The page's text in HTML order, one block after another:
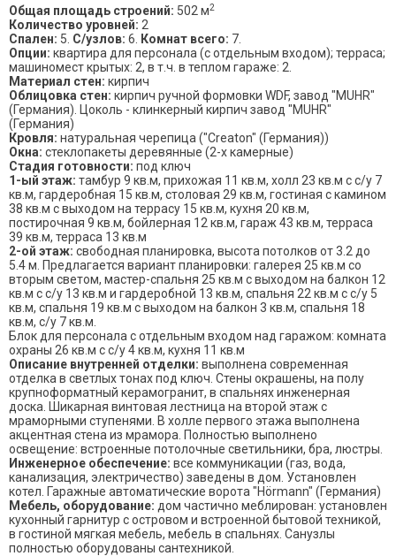
Общая площадь строений: 502 м2
Количество уровней: 2
Спален: 5. С/узлов: 6. Комнат всего: 7.
Опции: квартира для персонала (с отдельным входом); терраса;
машиномест крытых: 2, в т.ч. в теплом гараже: 2.
Материал стен: кирпич
Облицовка стен: кирпич ручной формовки WDF, завод "MUHR"
(Германия). Цоколь - клинкерный кирпич завод "MUHR"
(Германия)
Кровля: натуральная черепица ("Creaton" (Германия))
Окна: стеклопакеты деревянные (2-х камерные)
Стадия готовности: под ключ
1-ый этаж: тамбур 9 кв.м, прихожая 11 кв.м, холл 23 кв.м с с/у 7
кв.м, гардеробная 15 кв.м, столовая 29 кв.м, гостиная с камином
38 кв.м с выходом на террасу 15 кв.м, кухня 20 кв.м,
постирочная 9 кв.м, бойлерная 12 кв.м, гараж 43 кв.м, терраса
39 кв.м, терраса 13 кв.м
2-ой этаж: свободная планировка, высота потолков от 3.2 до
5.4 м. Предлагается вариант планировки: галерея 25 кв.м со
вторым светом, мастер-спальня 25 кв.м с выходом на балкон 12
кв.м с с/у 13 кв.м и гардеробной 13 кв.м, спальня 22 кв.м с с/у 5
кв.м, спальня 19 кв.м с выходом на балкон 3 кв.м, спальня 18
кв.м, с/у 7 кв.м.
Блок для персонала с отдельным входом над гаражом: комната
охраны 26 кв.м с с/у 4 кв.м, кухня 11 кв.м
Описание внутренней отделки: выполнена современная
отделка в светлых тонах под ключ. Стены окрашены, на полу
крупноформатный керамогранит, в спальнях инженерная
доска. Шикарная винтовая лестница на второй этаж с
мраморными ступенями. В холле первого этажа выполнена
акцентная стена из мрамора. Полностью выполнено
освещение: встроенные потолочные светильники, бра, люстры.
Инженерное обеспечение: все коммуникации (газ, вода,
канализация, электричество) заведены в дом. Установлен
котел. Гаражные автоматические ворота "Hörmann" (Германия)
Мебель, оборудование: дом частично меблирован: установлен
кухонный гарнитур с островом и встроенной бытовой техникой,
в гостиной мягкая мебель, мебель в спальнях. Санузлы
полностью оборудованы сантехникой.